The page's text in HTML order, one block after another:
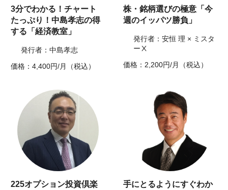
3分でわかる！チャート
たっぷり！中島孝志の得
する「経済教室」
発行者：中島孝志
価格：4,400円/月（税込）
株・銘柄選びの極意「今
週のイッパツ勝負」
発行者：安恒 理 × ミスタ
ーⅩ
価格：2,200円/月（税込）
225オプション投資倶楽
手にとるようにすぐわか